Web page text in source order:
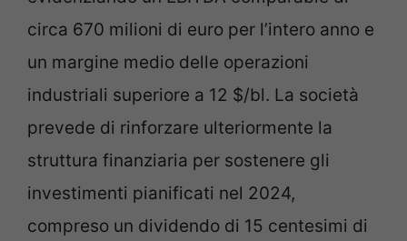
circa 670 milioni di euro per l’intero anno e
un margine medio delle operazioni
industriali superiore a 12 $/bl. La società
prevede di rinforzare ulteriormente la
struttura finanziaria per sostenere gli
investimenti pianificati nel 2024,
compreso un dividendo di 15 centesimi di